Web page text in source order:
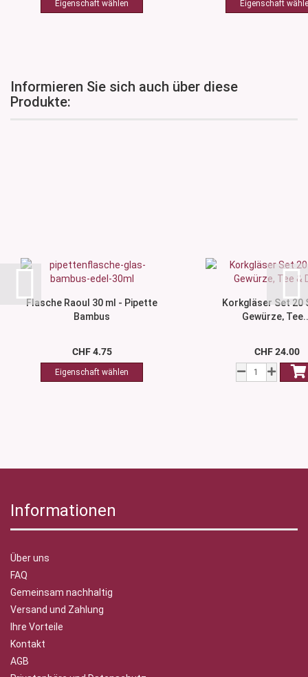
Informieren Sie sich auch über diese
Produkte:
Flasche Raoul 30 ml - Pipette
Bambus
CHF 4.75
Korkgläser Set 20
Gewürze,
CHF 24.00
Informationen
Über uns
FAQ
Gemeinsam nachhaltig
Versand und Zahlung
Ihre Vorteile
Kontakt
AGB